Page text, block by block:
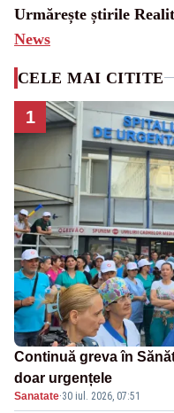
Urmărește știrile
News
CELE MAI CITITE
1
Continuă greva în
doar urgențele
Sanatate·30 iul. 2026, 07:51